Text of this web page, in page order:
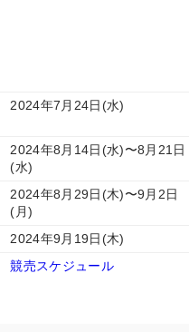
2024年7月24日(水)
2024年8月14日(水)〜8月21日
(水)
2024年8月29日(木)〜9月2日
(月)
2024年9月19日(木)
競売スケジュール